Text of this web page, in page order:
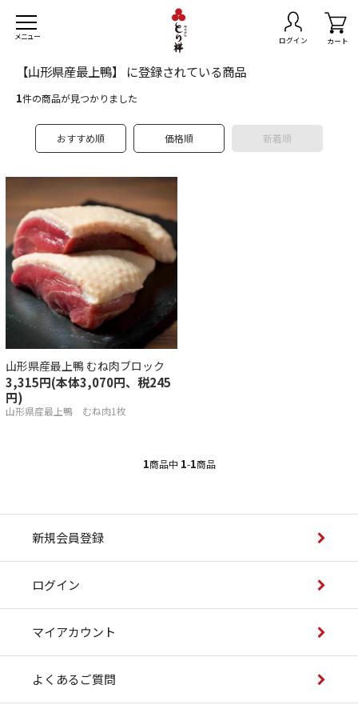
メニュー ログイン カート
ット
料
セット
マスチキン
県産黒さつま鶏
若どり
歴史はスープにあり
の美味しい召し上がり方
【山形県産最上鴨】 に登録されている商品
1件の商品が見つかりました
おすすめ順 価格順 新着順
山形県産最上鴨 むね肉ブロック
3,315円(本体3,070円、税245
円)
山形県産最上鴨 むね肉1枚
1商品中 1-1商品
新規会員登録
ログイン
マイアカウント
よくあるご質問